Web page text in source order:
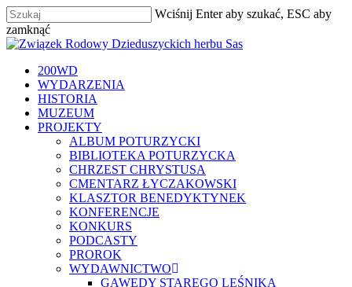
Skip
to
main
Wciśnij Enter aby szukać, ESC aby
zamknąć
Zamknij
szukaj
Menu
200WD
WYDARZENIA
HISTORIA
MUZEUM
PROJEKTY
ALBUM POTURZYCKI
BIBLIOTEKA POTURZYCKA
CHRZEST CHRYSTUSA
CMENTARZ ŁYCZAKOWSKI
KLASZTOR BENEDYKTYNEK
KONFERENCJE
KONKURS
PODCASTY
PROROK
WYDAWNICTWO
GAWĘDY STAREGO LEŚNIKA